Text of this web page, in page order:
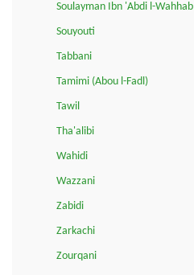
Soulayman Ibn 'Abdi l-Wahhab
Souyouti
Tabbani
Tamimi (Abou l-Fadl)
Tawil
Tha'alibi
Wahidi
Wazzani
Zabidi
Zarkachi
Zourqani